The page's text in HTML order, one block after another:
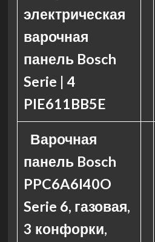
электрическая
варочная
панель Bosch
Serie | 4
PIE611BB5E
Варочная
панель Bosch
PPC6A6I40O
Serie 6, газовая,
3 конфорки,